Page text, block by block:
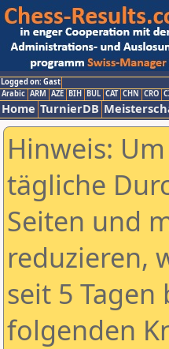
Logged on: Gast
Arabic ARM AZE BIH BUL CAT CHN CRO
Home TurnierDB
Hinweis:
tägliche
Seiten und
reduzieren,
seit 5
folgenden